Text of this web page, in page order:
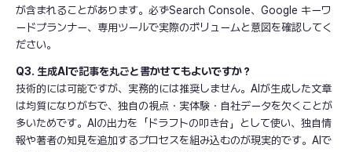
が含まれることがあります。必ずSearch Console、Google キーワ
ードプランナー、専用ツールで実際のボリュームと意図を確認してく
ださい。
Q3. 生成AIで記事を丸ごと書かせてもよいですか？
技術的には可能ですが、実務的には推奨しません。AIが生成した文章
は均質になりがちで、独自の視点・実体験・自社データを欠くことが
多いためです。AIの出力を「ドラフトの叩き台」として使い、独自情
報や著者の知見を追加するプロセスを組み込むのが現実的です。AIで